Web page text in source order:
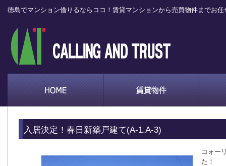
徳島でマンション借りるならココ！賃貸マンションから売買物件までお任
入居決定！春日新築戸建て(A-1.A-3)
コォー
た！